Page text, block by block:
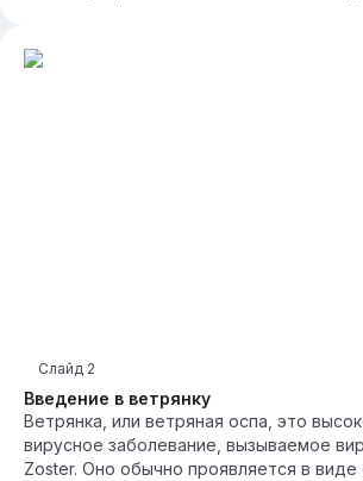
Введение в ветрянку
Слайд 2
Ветрянка, или ветряная оспа, это
вирусное заболевание, вызываемое
Zoster. Оно обычно проявляется в виде